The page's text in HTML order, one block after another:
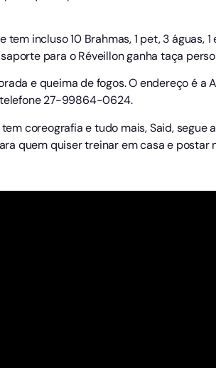
incluso 10 Brahmas, 1 pet, 3 águas,
para o Réveillon ganha taça
e queima de fogos. O endereço é a
telefone 27-99864-0624.
tem coreografia e tudo mais, Said,
quem quiser treinar em casa e postar